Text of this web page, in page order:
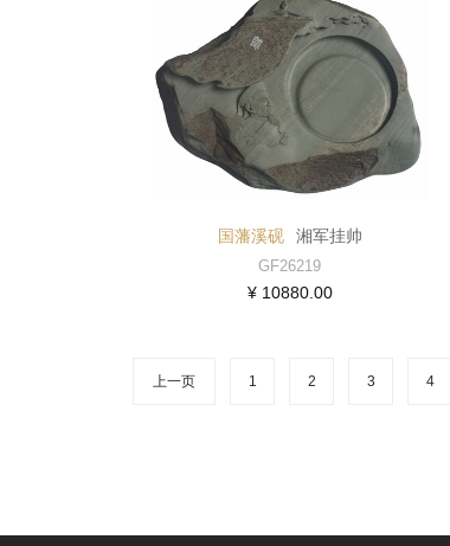
国藩溪砚 湘军挂帅
GF26219
¥ 10880.00
上一页 1 2 3 4